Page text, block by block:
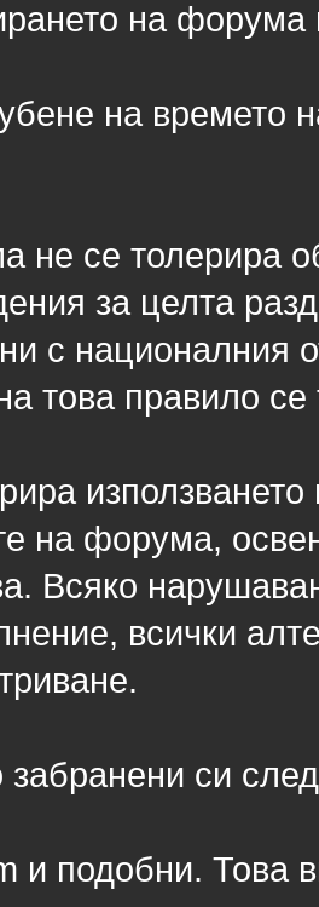
на форума
на времето
не се толерира
за целта
с националния
това правило
на форума,
Всяко
всички
си
и подобни. Това